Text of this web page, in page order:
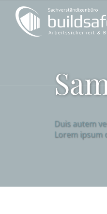
Duis autem
Lorem ipsum